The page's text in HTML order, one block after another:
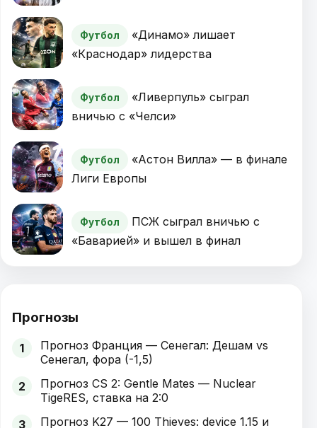
Футбол
«Динамо» лишает
«Краснодар» лидерства
Футбол
«Ливерпуль» сыграл
вничью с «Челси»
Футбол
«Астон Вилла» — в финале
Лиги Европы
Футбол
ПСЖ сыграл вничью с
«Баварией» и вышел в финал
Прогнозы
1
Прогноз Франция — Сенегал: Дешам vs
Сенегал, фора (-1,5)
2
Прогноз CS 2: Gentle Mates — Nuclear
TigeRES, ставка на 2:0
3
Прогноз K27 — 100 Thieves: device 1.15 и